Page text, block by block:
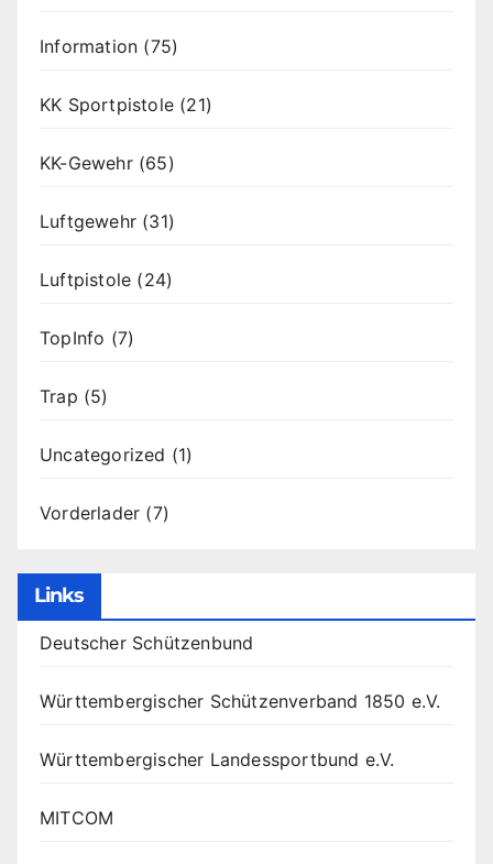
Information (75)
KK Sportpistole (21)
KK-Gewehr(65)
Luftgewehr (31)
Luftpistole (24)
TopInfo (7)
Trap (5)
Uncategorized (1)
Vorderlader (7)
Links
Deutscher Schützenbund
Württembergischer Schützenverband 1850 e.V.
Württembergischer Landessportbund e.V.
MITCOM